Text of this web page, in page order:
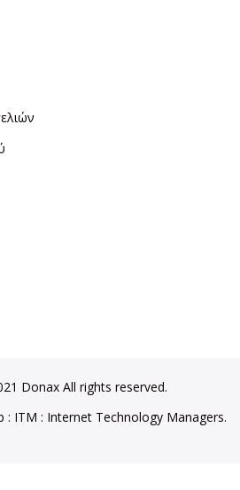
Donax All rights reserved.
: ITM : Internet Technology Managers.